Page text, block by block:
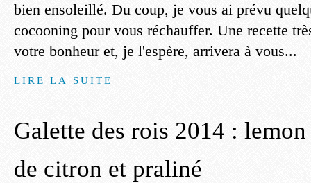
bien ensoleillé. Du coup, je vous ai prévu
cocooning pour vous réchauffer. Une recette
votre bonheur et, je l'espère, arrivera à vous...
LIRE LA SUITE
Galette des rois 2014 :
de citron et praliné